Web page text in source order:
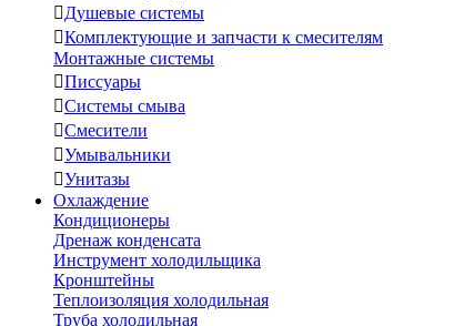
Душевые системы
Комплектующие и запчасти к смесителям
Монтажные системы
Писсуары
Системы смыва
Смесители
Умывальники
Унитазы
Охлаждение
Кондиционеры
Дренаж конденсата
Инструмент холодильщика
Кронштейны
Теплоизоляция холодильная
Труба холодильная